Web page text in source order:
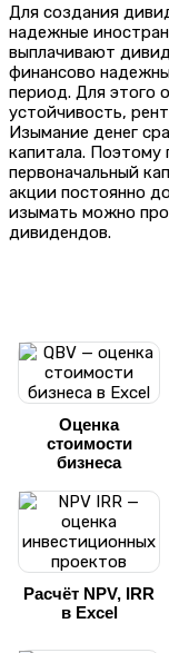
Для создания
надежные
выплачивают
финансово
период. Для этого
устойчивость,
Изымание денег
капитала. Поэтому
первоначальный
акции постоянно
изымать можно
дивидендов.
Оценка
стоимости
бизнеса
Расчёт NPV, IRR
в Excel